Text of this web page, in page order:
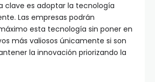
clave es adoptar la tecnología
Las empresas podrán
esta tecnología sin poner en
más valiosos únicamente si son
la innovación priorizando la